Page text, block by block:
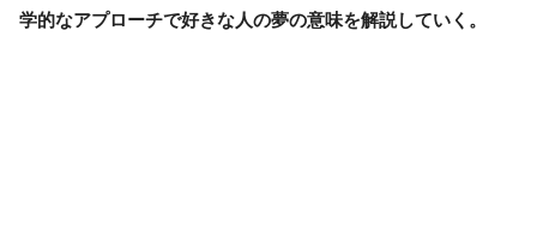
学的なアプローチで好きな人の夢の意味を解説していく。